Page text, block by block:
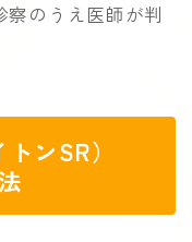
のうえ医師が判
ンSR）